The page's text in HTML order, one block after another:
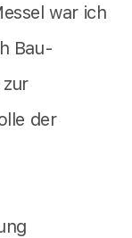
war ich
Bau-
der